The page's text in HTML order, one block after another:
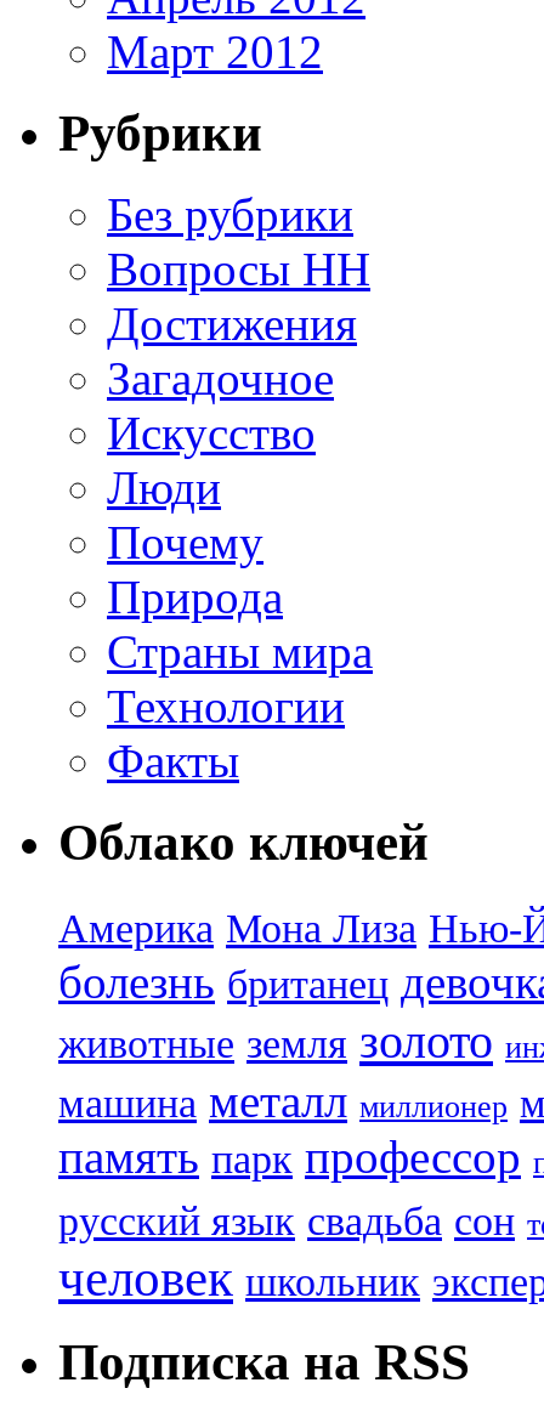
Март 2012
Рубрики
Без рубрики
Вопросы HH
Достижения
Загадочное
Искусство
Люди
Почему
Природа
Страны мира
Технологии
Факты
Облако ключей
Америка Мона Лиза Нью-
болезнь британец
животные земля золото
машина металл миллионер
память парк профессор
русский язык свадьба сон
человек школьник
Подписка на RSS